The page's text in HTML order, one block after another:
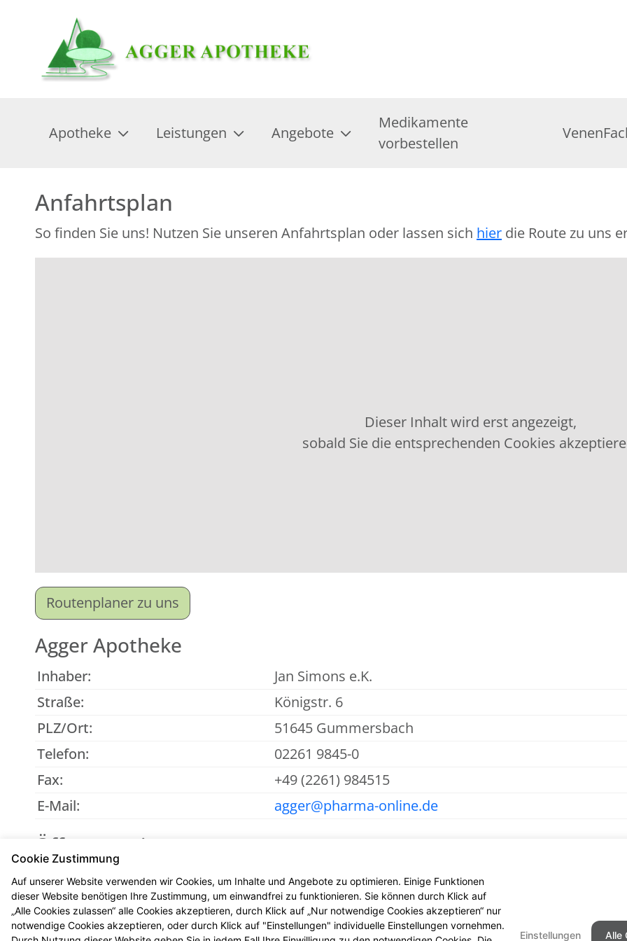
Apotheke Leistungen Angebote
Medikamente
vorbestellen
Anfahrtsplan
So finden Sie uns! Nutzen Sie unseren Anfahrtsplan oder lassen sich hier die Route zu uns
Dieser Inhalt wird erst angezeigt,
sobald Sie die entsprechenden Cookies
Routenplaner zu uns
Agger Apotheke
Inhaber:
Jan Simons e.K.
Straße:
Königstr. 6
PLZ/Ort:
51645 Gummersbach
Telefon:
02261 9845-0
Fax:
+49 (2261) 984515
E-Mail:
agger@pharma-online.de
Öffnungszeiten
Mo - Fr : 08:30-18:30
Sa: 08:30-13:00
Cookie Zustimmung
Auf unserer Website verwenden wir Cookies, um Inhalte und Angebote zu optimieren. Einige Funktionen
dieser Website benötigen Ihre Zustimmung, um einwandfrei zu funktionieren. Sie können durch Klick auf
„Alle Cookies zulassen“ alle Cookies akzeptieren, durch Klick auf „Nur notwendige Cookies akzeptieren“ nur
notwendige Cookies akzeptieren, oder durch Klick auf "Einstellungen" individuelle Einstellungen vornehmen.
Einstellungen Alle